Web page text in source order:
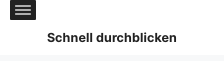
Zum
Inhalt
Schnell durchblicken